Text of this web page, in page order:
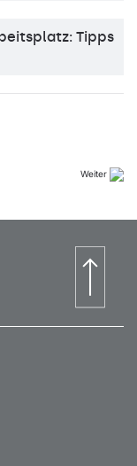
Tipps
Weiter